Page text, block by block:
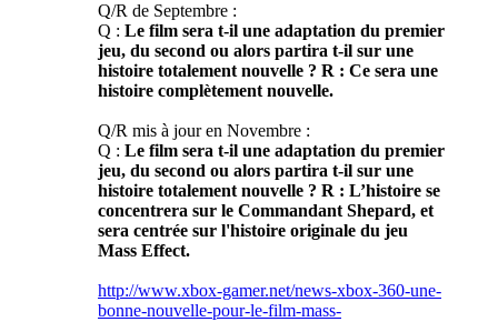
Q/R de Septembre :
Q : Le film sera t-il une adaptation du premier
jeu, du second ou alors partira t-il sur une
histoire totalement nouvelle ? R : Ce sera une
histoire complètement nouvelle.
Q/R mis à jour en Novembre :
Q : Le film sera t-il une adaptation du premier
jeu, du second ou alors partira t-il sur une
histoire totalement nouvelle ? R : L’histoire se
concentrera sur le Commandant Shepard, et
sera centrée sur l'histoire originale du jeu
Mass Effect.
http://www.xbox-gamer.net/news-xbox-360-une-
bonne-nouvelle-pour-le-film-mass-